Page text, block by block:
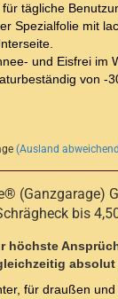
tägliche
Spezialfolie mit
und Eisfrei im
von -
(Ausland
(Ganzgarage)
bis
höchste
für draußen und